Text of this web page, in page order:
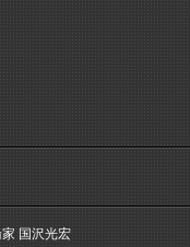
国沢光宏